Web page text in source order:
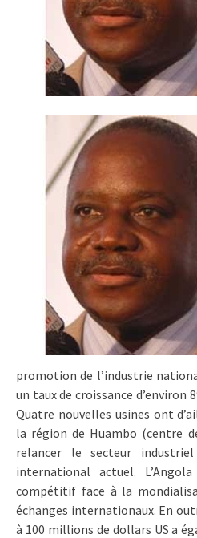
promotion de l’industrie
un taux de croissance d’environ
Quatre nouvelles usines ont
la région de Huambo (centre
relancer le secteur
international actuel.
compétitif face à la
échanges internationaux. En
à 100 millions de dollars US a